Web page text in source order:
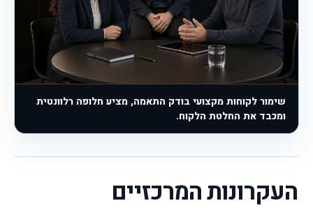
שימור לקוחות מקצועי בודק התאמה, מציע חלופה רלוונטית
ומכבד את החלטת הלקוח.
העקרונות המרכזיים